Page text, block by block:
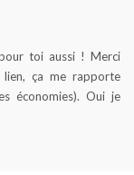
toi aussi ! Merci
lien, ça me rapporte
économies). Oui je